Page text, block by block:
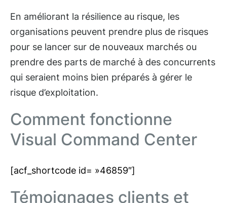
En améliorant la résilience au risque, les
organisations peuvent prendre plus de risques
pour se lancer sur de nouveaux marchés ou
prendre des parts de marché à des concurrents
qui seraient moins bien préparés à gérer le
risque d’exploitation.
Comment fonctionne
Visual Command Center
[acf_shortcode id= »46859″]
Témoignages clients et